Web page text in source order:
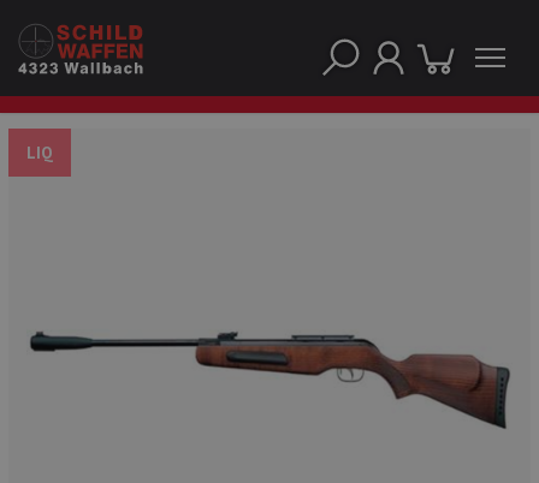
LIQ